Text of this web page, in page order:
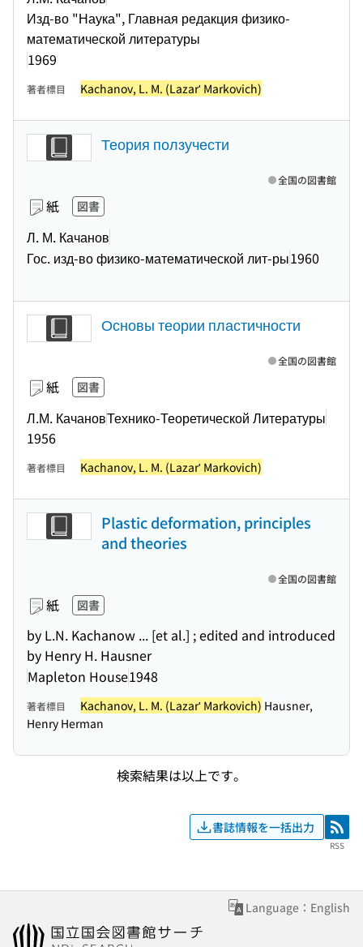
Изд-во "Наука", Главная редакция физико-
математической литературы
1969
著者標目 Kachanov, L. M. (Lazarʹ Markovich)
Теория ползучести
紙 図書
Л. М. Качанов
Гос. изд-во физико-математической лит-ры1960
全国の図書館
Основы теории пластичности
紙 図書
Л.М. КачановТехнико-Теоретической Литературы
1956
全国の図書館
著者標目 Kachanov, L. M. (Lazarʹ Markovich)
Plastic deformation, principles
and theories
紙 図書
by L.N. Kachanow ... [et al.] ; edited and introduced
by Henry H. Hausner
Mapleton House1948
全国の図書館
著者標目 Kachanov, L. M. (Lazarʹ Markovich) Hausner,
Henry Herman
検索結果は以上です。
書誌情報を一括出力 RSS
RSS
Language：English